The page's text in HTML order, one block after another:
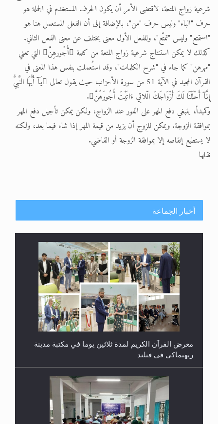
شرعية زواج المتعة، لاقتضى الأمر أن يكون الحرف المستخدم في الجملة هو
حرف "الباء" وليس حرف "من"، بالإضافة إلى أن الفعل المستعمل هنا هو
"استمتع" وليس "تمتّع"، وللفعل الأول معنى يختلف عن معنى الفعل الثاني.
كذلك لا يمكن استنتاج شرعية زواج المتعة من كلمة أُجُورهِنَّ التي تعني
"مهرهن" كما جاء في "شرح الكلمات"، وقد استُعملت بنفس هذا المعنى في
القرآن المجيد في الآية 51 من سورة الأحزاب حيث يقول تعالى يَآ أَيُّهَا النَّبيُّ
إِنَّآ أَحْلَلْنَا لَكَ أَزْوَاجَكَ الّلاتِي ءَاتَيْتَ أُجُورَهُنَّ.
وكمبدأ، ينبغي دفع المهر على الفور عند الزواج، ولكن يمكن تأجيل دفع المهر
بموافقة الزوجة. ويمكن للزوج أن يزيد من قيمة المهر إذا شاء فيما بعد، ولكنه
لا يستطيع إنقاصه إلا بموافقة الزوجة أو القاضي.
نقلها
أخبار الجماعة
معرض القرآن الكريم لمدة ثلاثين يوما في مكتبة مدينة
ريهيماكي في فنلند